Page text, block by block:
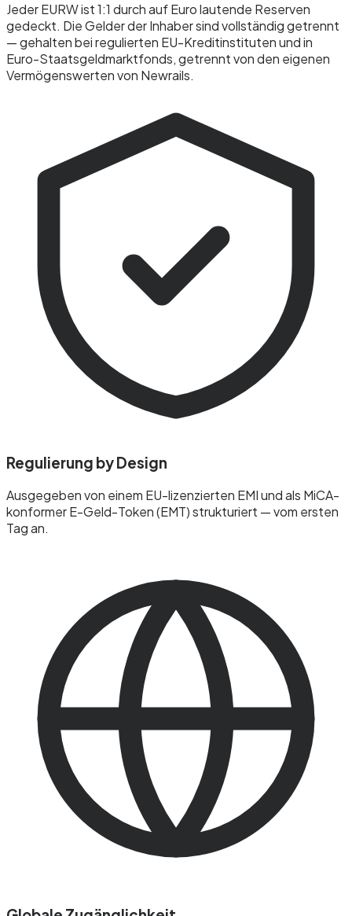
Jeder EURW ist 1:1 durch auf Euro lautende Reserven
gedeckt. Die Gelder der Inhaber sind vollständig getrennt
— gehalten bei regulierten EU-Kreditinstituten und in
Euro-Staatsgeldmarktfonds, getrennt von den eigenen
Vermögenswerten von Newrails.
Regulierung by Design
Ausgegeben von einem EU-lizenzierten EMI und als MiCA-
konformer E-Geld-Token (EMT) strukturiert — vom ersten
Tag an.